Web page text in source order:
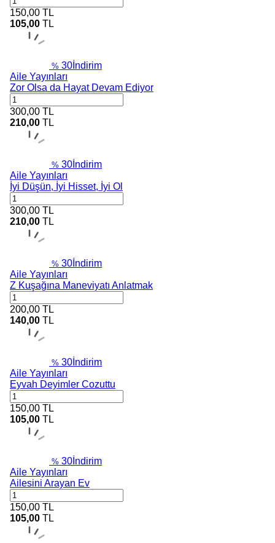
150,00 TL
105,00 TL
% 30 İndirim
Aile Yayınları
Zor Olsa da Hayat Devam Ediyor
300,00 TL
210,00 TL
% 30 İndirim
Aile Yayınları
İyi Düşün, İyi Hisset, İyi Ol
300,00 TL
210,00 TL
% 30 İndirim
Aile Yayınları
Z Kuşağına Maneviyatı Anlatmak
200,00 TL
140,00 TL
% 30 İndirim
Aile Yayınları
Eyvah Deyimler Cozuttu
150,00 TL
105,00 TL
% 30 İndirim
Aile Yayınları
Ailesini Arayan Ev
150,00 TL
105,00 TL